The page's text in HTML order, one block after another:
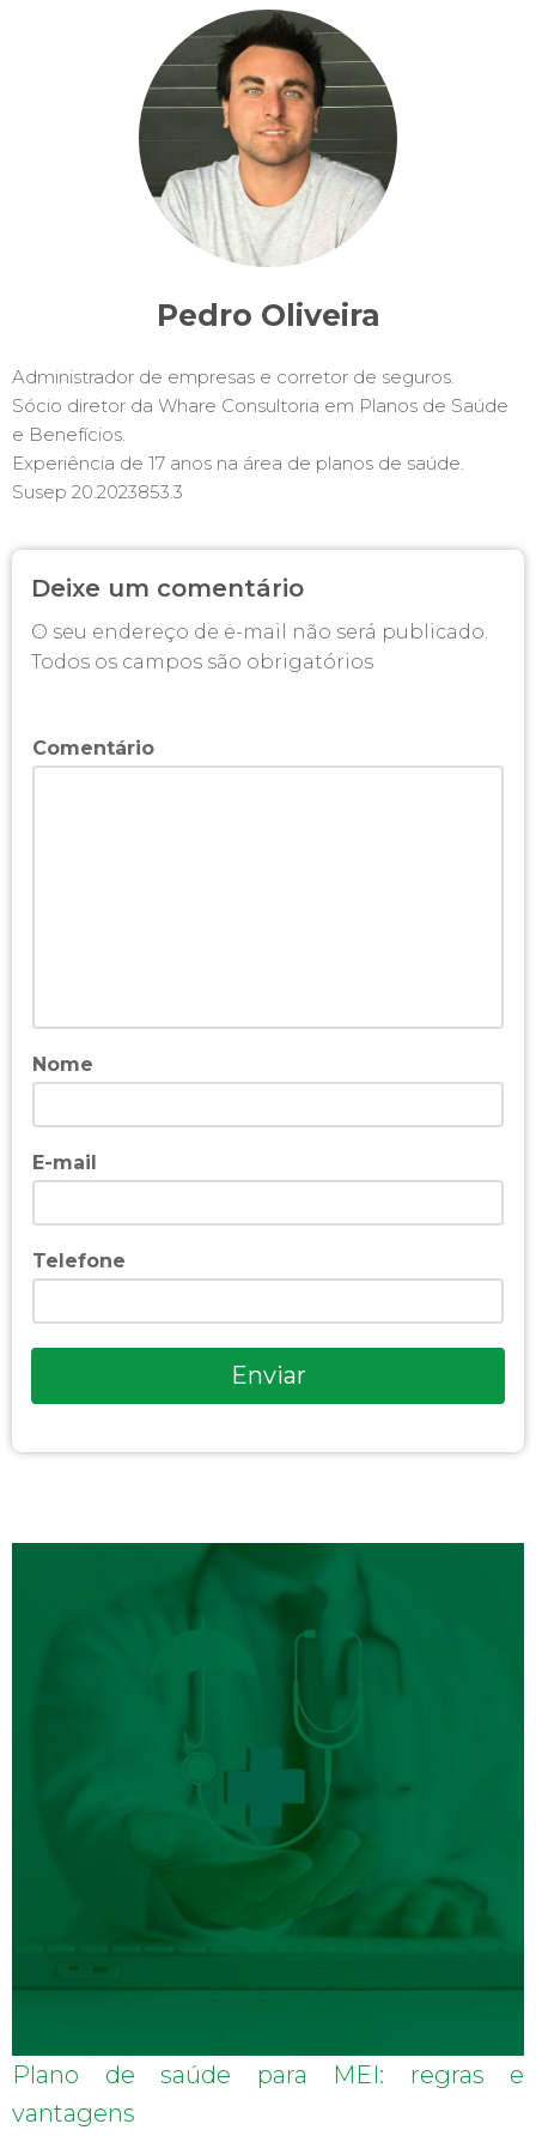
Pedro Oliveira
Administrador de empresas e corretor de seguros.
Sócio diretor da Whare Consultoria em Planos de Saúde
e Benefícios.
Experiência de 17 anos na área de planos de saúde.
Susep 20.2023853.3
Deixe um comentário
O seu endereço de e-mail não será publicado.
Todos os campos são obrigatórios
Comentário
Nome
E-mail
Telefone
Enviar
Plano de saúde para MEI: regras e
vantagens